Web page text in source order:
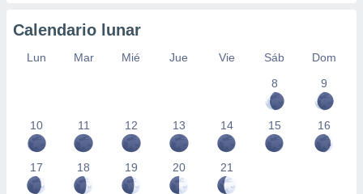
Calendario lunar
Lun Mar Mié Jue Vie Sáb
Dom
8
9
10 11 12 13 14 15 16
17 18 19 20 21